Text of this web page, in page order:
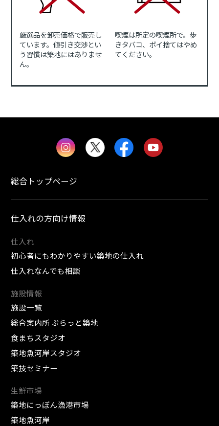
厳選品を卸売価格で販売し
ています。値引き交渉とい
う習慣は築地にはありませ
ん。
喫煙は所定の喫煙所で。歩
きタバコ、ポイ捨てはやめ
てください。
総合トップページ
仕入れの方向け情報
仕入れ
初心者にもわかりやすい築地の仕入れ
仕入れなんでも相談
施設情報
施設一覧
総合案内所 ぷらっと築地
食まちスタジオ
築地魚河岸スタジオ
築技セミナー
生鮮市場
築地にっぽん漁港市場
築地魚河岸